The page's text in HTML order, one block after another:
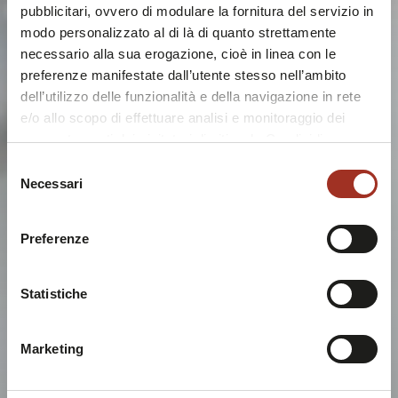
pubblicitari, ovvero di modulare la fornitura del servizio in
modo personalizzato al di là di quanto strettamente
necessario alla sua erogazione, cioè in linea con le
preferenze manifestate dall’utente stesso nell’ambito
dell’utilizzo delle funzionalità e della navigazione in rete
e/o allo scopo di effettuare analisi e monitoraggio dei
comportamenti dei visitatori di siti web. Condividiamo
nostro sito, con i nostri partner che si occupano di analisi
dei dati web, pubblicità e social media, i quali potrebbero
combinarle con altre informazioni che l'utente ha fornito
loro o che sono stati raccolti durante l'utilizzo dei loro
Chiudendo questo disclaimer si prosegue la navigazione
solo con i cookie tecnici necessari. A questa pagina è
delNecessari
Preferenze
Statistiche
Marketing